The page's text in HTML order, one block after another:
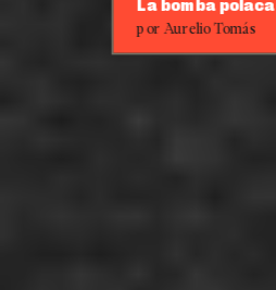
La bomba polaca
por Aurelio Tomás